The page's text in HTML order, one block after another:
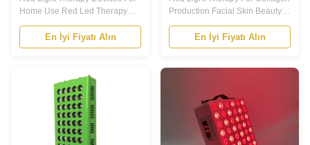
Home Use Red Led Therapy
Light 300W Led Therapy Panel
660nm 850nm With 2 Switches
The Wonders of Red and Near-
was a pill that was proven to
have powerful anti-aging effects
on our skin, combat
neurological ...
En İyi Fiyatı Alın
Production Facial Skin Beauty
300w 660nm 850nm Energy
Red Light Therapy Lamp Panel
The role of infrared
action and skin capillaries, can
effectively and ...
En İyi Fiyatı Alın